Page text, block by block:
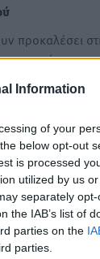
Information
of your
below opt-out
is processed
utilized by us
separately
the IAB’s list of
parties on the
parties.
προκαλέσει
η
στην
– Φεύγει η
Ερυθρά
φως» άναψε
Συμβούλιο